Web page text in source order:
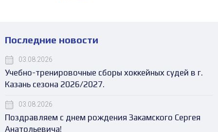
Последние новости
03.08.2026
Учебно-тренировочные сборы хоккейных судей в г.
Казань сезона 2026/2027.
03.08.2026
Поздравляем с днем рождения Закамского Сергея
Анатольевича!